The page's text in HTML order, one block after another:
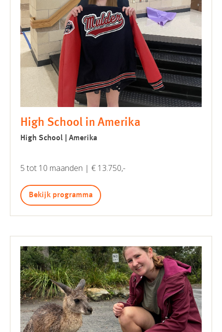
High School in Amerika
High School | Amerika
5 tot 10 maanden | € 13.750,-
Bekijk programma